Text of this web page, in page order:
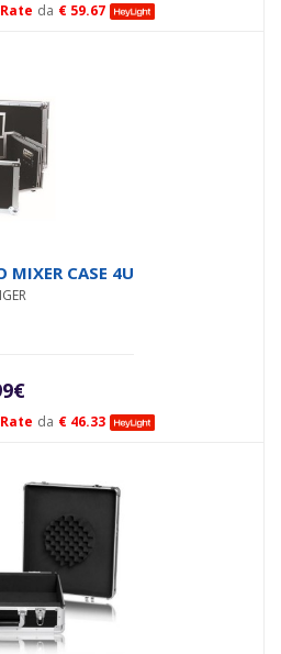
da € 59.67
da € 46.33
MIXER CASE 4U
€